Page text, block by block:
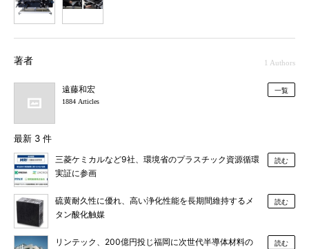
著者 1 Authors
遠藤和宏
1884 Articles
一覧
最新 3 件
三菱ケミカルなど9社、環境省のプラスチック資源循環
実証に参画
読む
硫黄耐久性に優れ、高い浄化性能を長期間維持するメ
タン酸化触媒
読む
リンテック、200億円投じ福岡に次世代半導体材料の
読む